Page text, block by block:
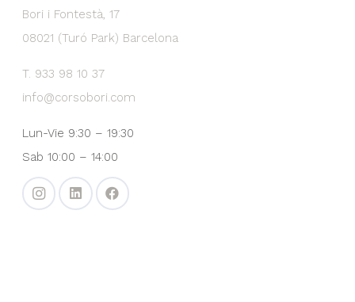
Bori i Fontestà, 17
08021 (Turó Park) Barcelona
T. 933 98 10 37
info@corsobori.com
Lun-Vie 9:30 – 19:30
Sab 10:00 – 14:00